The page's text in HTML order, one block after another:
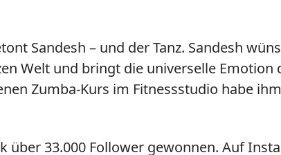
Sandesh – und der Tanz. Sandesh
Welt und bringt die universelle
Zumba-Kurs im Fitnessstudio habe
über 33.000 Follower gewonnen. Auf